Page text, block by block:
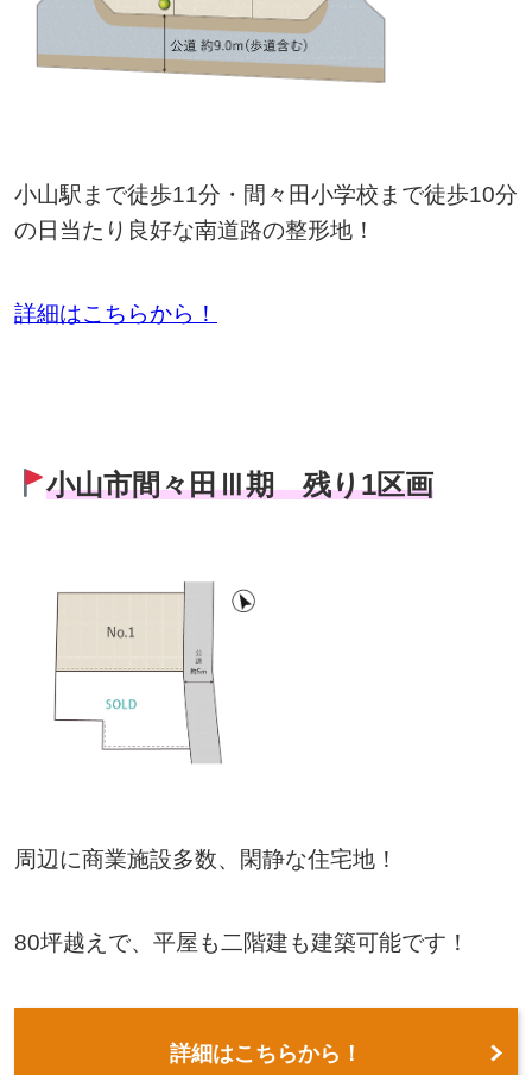
小山駅まで徒歩11分・間々田小学校まで徒歩10分
の日当たり良好な南道路の整形地！
詳細はこちらから！
小山市間々田Ⅲ期 残り1区画
周辺に商業施設多数、閑静な住宅地！
80坪越えで、平屋も二階建も建築可能です！
詳細はこちらから！